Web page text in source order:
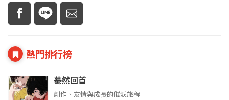
熱門排行榜
驀然回首
創作、友情與成長的催淚旅程